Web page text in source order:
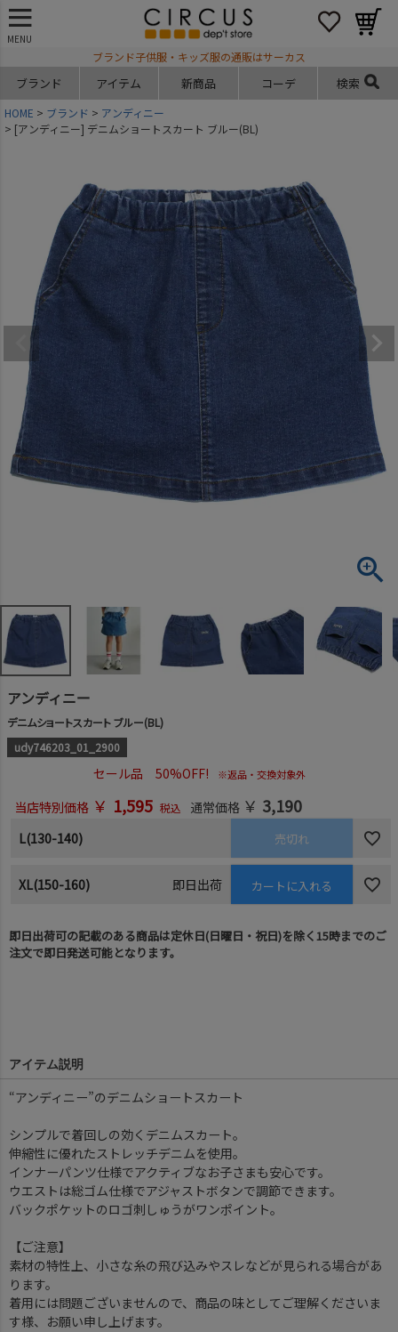
MENU
ブランド子供服・キッズ服の通販はサーカス
ブランド アイテム 新商品 コーデ 検索
HOME ブランド
アンディニー
[アンディニー] デニムショートスカート ブルー(BL)
アンディニー
デニムショートスカート ブルー(BL)
udy746203_01_2900
セール品 50%OFF! ※返品・交換対象外
当店特別価格 ￥ 1,595 税込 通常価格 ￥ 3,190
L(130-140) 売切れ
XL(150-160) 即日出荷 カートに入れる
即日出荷可の記載のある商品は定休日(日曜日・祝日)を除く15時までのご
注文で即日発送可能となります。
アイテム説明
“アンディニー”のデニムショートスカート
シンプルで着回しの効くデニムスカート。
伸縮性に優れたストレッチデニムを使用。
インナーパンツ仕様でアクティブなお子さまも安心です。
ウエストは総ゴム仕様でアジャストボタンで調節できます。
バックポケットのロゴ刺しゅうがワンポイント。
【ご注意】
素材の特性上、小さな糸の飛び込みやスレなどが見られる場合があ
ります。
着用には問題ございませんので、商品の味としてご理解くださいま
す様、お願い申し上げます。